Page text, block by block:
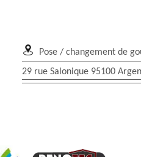
Pose / changement de
29 rue Salonique 95100